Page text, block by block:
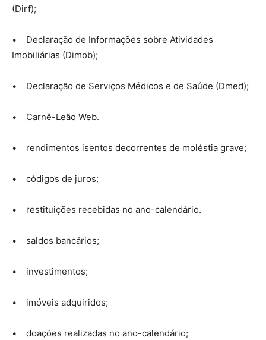
(Dirf);
• Declaração de Informações sobre Atividades
Imobiliárias (Dimob);
• Declaração de Serviços Médicos e de Saúde (Dmed);
• Carnê-Leão Web.
• rendimentos isentos decorrentes de moléstia grave;
• códigos de juros;
• restituições recebidas no ano-calendário.
• saldos bancários;
• investimentos;
• imóveis adquiridos;
• doações realizadas no ano-calendário;